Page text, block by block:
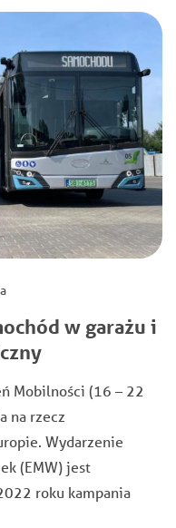
w garażu i
Mobilności (16 – 22
na rzecz
Wydarzenie
(EMW) jest
roku kampania